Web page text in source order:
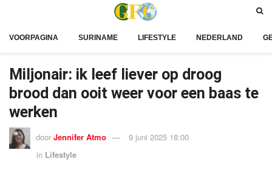
VOORPAGINA SURINAME LIFESTYLE NEDERLAND
Miljonair: ik leef liever op droog
brood dan ooit weer voor een baas te
werken
door Jennifer Atmo
9 juni 2025 18:00
in Lifestyle